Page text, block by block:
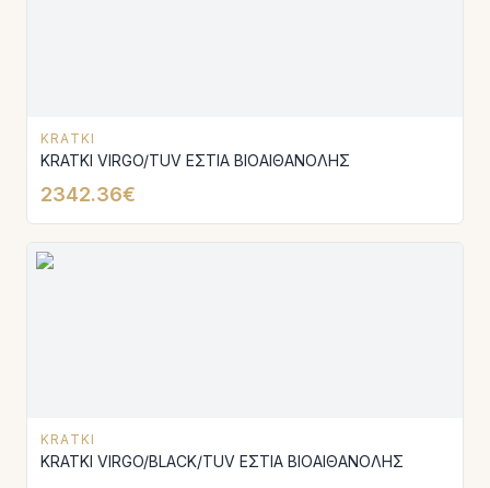
KRATKI
KRATKI VIRGO/TUV ΕΣΤΙΑ ΒΙΟΑΙΘΑΝΟΛΗΣ
2342.36€
KRATKI
KRATKI VIRGO/BLACK/TUV ΕΣΤΙΑ ΒΙΟΑΙΘΑΝΟΛΗΣ